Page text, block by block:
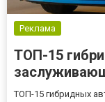
Реклама
ТОП-15
ТОП-15 гибридных